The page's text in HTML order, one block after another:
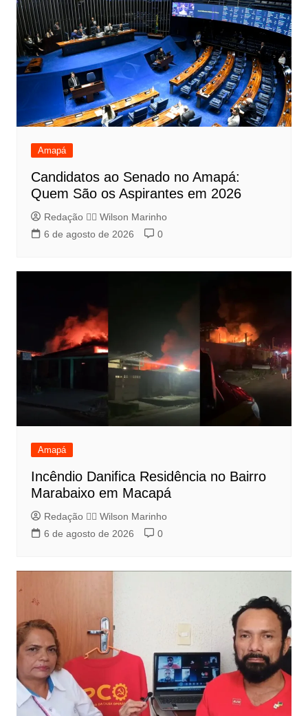
Amapá
Candidatos ao Senado no Amapá:
Quem São os Aspirantes em 2026
Redação 👨‍⚖️​ Wilson Marinho
6 de agosto de 2026
0
Amapá
Incêndio Danifica Residência no Bairro
Marabaixo em Macapá
Redação 👨‍⚖️​ Wilson Marinho
6 de agosto de 2026
0